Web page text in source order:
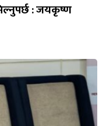
: जयकृष्ण